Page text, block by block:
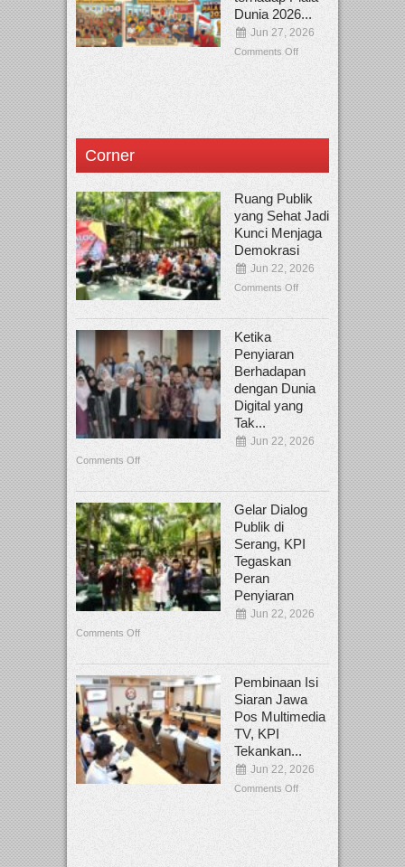
Dunia 2026...
Jun 27, 2026
Comments Off
Corner
Ruang Publik
yang Sehat Jadi
Kunci Menjaga
Demokrasi
Jun 22, 2026
Comments Off
Ketika
Penyiaran
Berhadapan
dengan Dunia
Digital yang
Tak...
Jun 22, 2026
Comments Off
Gelar Dialog
Publik di
Serang, KPI
Tegaskan
Peran
Penyiaran
Jun 22, 2026
Comments Off
Pembinaan Isi
Siaran Jawa
Pos Multimedia
TV, KPI
Tekankan...
Jun 22, 2026
Comments Off